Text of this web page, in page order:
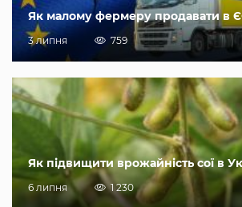
Як малому фермеру продавати в
3 липня 759
Як підвищити врожайність сої в
6 липня 1 230